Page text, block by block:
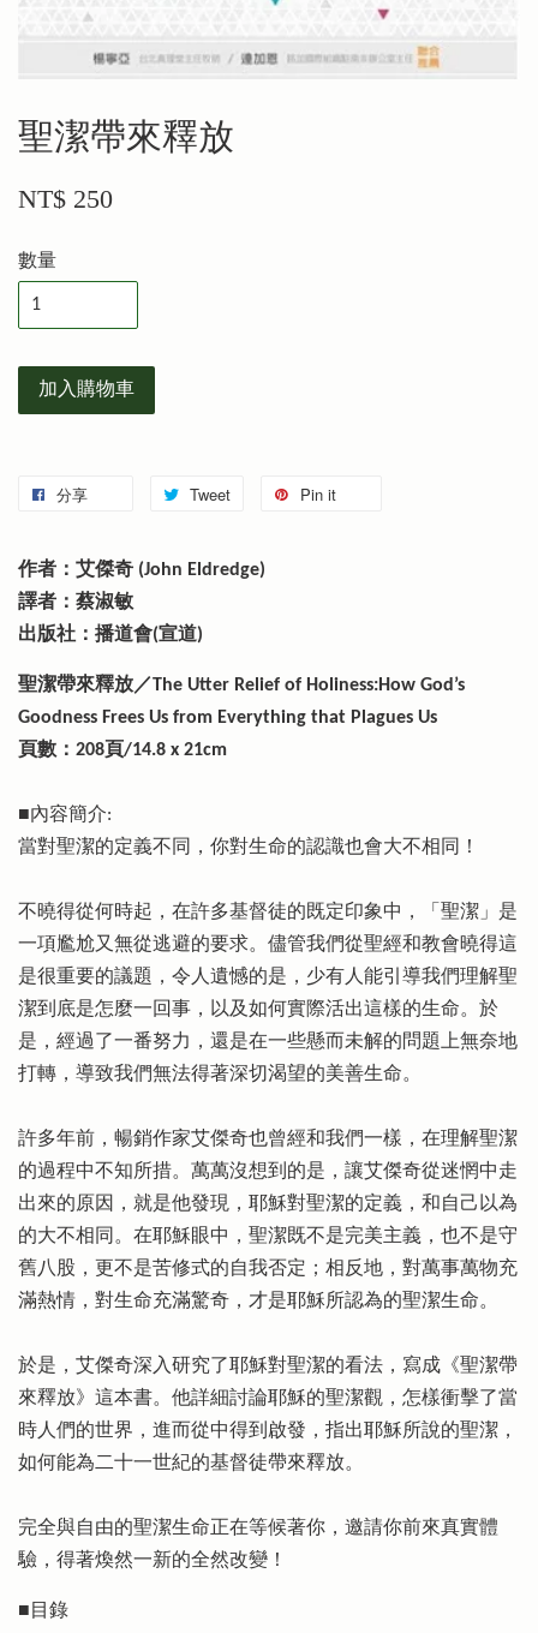
聖潔帶來釋放
NT$ 250
數量
加入購物車
分享 Tweet Pin it
作者：艾傑奇 (John Eldredge)
譯者：蔡淑敏
出版社：播道會(宣道)
聖潔帶來釋放／The Utter Relief of Holiness:How God’s
Goodness Frees Us from Everything that Plagues Us
頁數：208頁/14.8 x 21cm
■內容簡介:
當對聖潔的定義不同，你對生命的認識也會大不相同！
不曉得從何時起，在許多基督徒的既定印象中，「聖潔」是
一項尷尬又無從逃避的要求。儘管我們從聖經和教會曉得這
是很重要的議題，令人遺憾的是，少有人能引導我們理解聖
潔到底是怎麼一回事，以及如何實際活出這樣的生命。於
是，經過了一番努力，還是在一些懸而未解的問題上無奈地
打轉，導致我們無法得著深切渴望的美善生命。
許多年前，暢銷作家艾傑奇也曾經和我們一樣，在理解聖潔
的過程中不知所措。萬萬沒想到的是，讓艾傑奇從迷惘中走
出來的原因，就是他發現，耶穌對聖潔的定義，和自己以為
的大不相同。在耶穌眼中，聖潔既不是完美主義，也不是守
舊八股，更不是苦修式的自我否定；相反地，對萬事萬物充
滿熱情，對生命充滿驚奇，才是耶穌所認為的聖潔生命。
於是，艾傑奇深入研究了耶穌對聖潔的看法，寫成《聖潔帶
來釋放》這本書。他詳細討論耶穌的聖潔觀，怎樣衝擊了當
時人們的世界，進而從中得到啟發，指出耶穌所說的聖潔，
如何能為二十一世紀的基督徒帶來釋放。
完全與自由的聖潔生命正在等候著你，邀請你前來真實體
驗，得著煥然一新的全然改變！
■目錄